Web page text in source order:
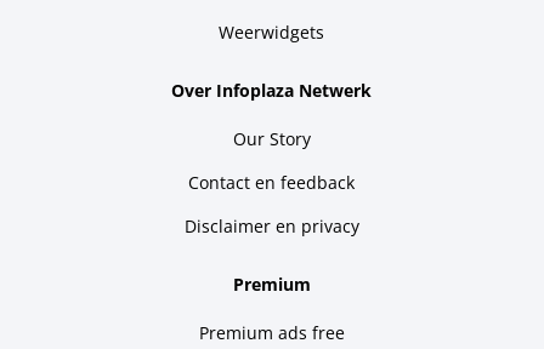
Weerwidgets
Over Infoplaza Netwerk
Our Story
Contact en feedback
Disclaimer en privacy
Premium
Premium ads free